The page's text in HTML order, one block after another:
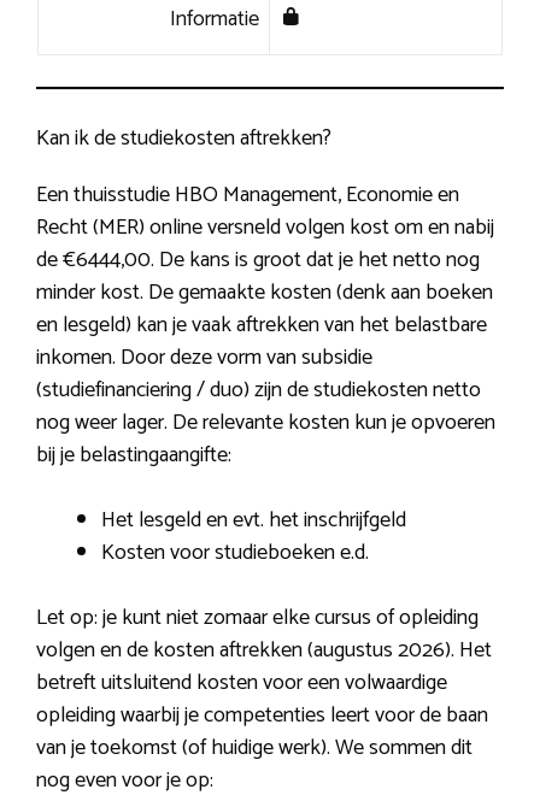
Informatie
Kan ik de studiekosten aftrekken?
Een thuisstudie HBO Management, Economie en
Recht (MER) online versneld volgen kost om en nabij
de €6444,00. De kans is groot dat je het netto nog
minder kost. De gemaakte kosten (denk aan boeken
en lesgeld) kan je vaak aftrekken van het belastbare
inkomen. Door deze vorm van subsidie
(studiefinanciering / duo) zijn de studiekosten netto
nog weer lager. De relevante kosten kun je opvoeren
bij je belastingaangifte:
Het lesgeld en evt. het inschrijfgeld
Kosten voor studieboeken e.d.
Let op: je kunt niet zomaar elke cursus of opleiding
volgen en de kosten aftrekken (augustus 2026). Het
betreft uitsluitend kosten voor een volwaardige
opleiding waarbij je competenties leert voor de baan
van je toekomst (of huidige werk). We sommen dit
nog even voor je op: